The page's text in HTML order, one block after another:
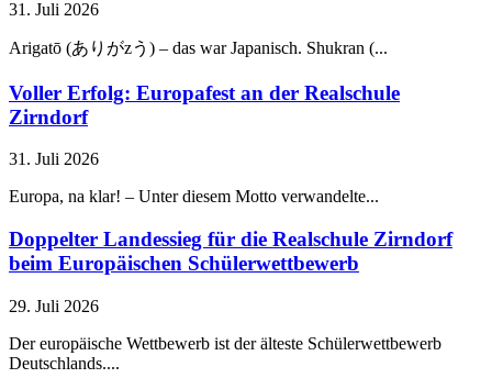
31. Juli 2026
Arigatō (ありがzう) – das war Japanisch. Shukran (...
Voller Erfolg: Europafest an der Realschule
Zirndorf
31. Juli 2026
Europa, na klar! – Unter diesem Motto verwandelte...
Doppelter Landessieg für die Realschule Zirndorf
beim Europäischen Schülerwettbewerb
29. Juli 2026
Der europäische Wettbewerb ist der älteste Schülerwettbewerb
Deutschlands....